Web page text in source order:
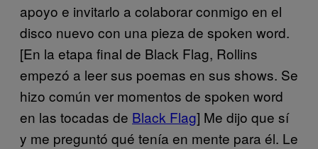
apoyo e invitarlo a colaborar conmigo en el
disco nuevo con una pieza de spoken word.
[En la etapa final de Black Flag, Rollins
empezó a leer sus poemas en sus shows. Se
hizo común ver momentos de spoken word
en las tocadas de Black Flag] Me dijo que sí
y me preguntó qué tenía en mente para él. Le